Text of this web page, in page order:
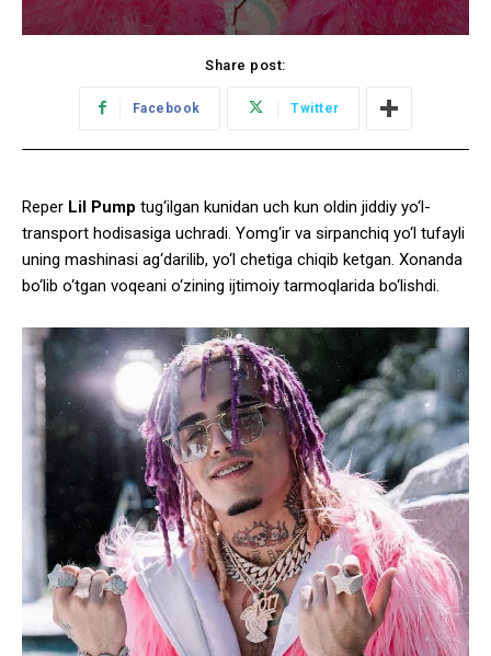
Share post:
Facebook Twitter
Reper Lil Pump tug‘ilgan kunidan uch kun oldin jiddiy yo‘l-
transport hodisasiga uchradi. Yomg‘ir va sirpanchiq yo‘l tufayli
uning mashinasi ag‘darilib, yo‘l chetiga chiqib ketgan. Xonanda
bo‘lib o‘tgan voqeani o‘zining ijtimoiy tarmoqlarida bo‘lishdi.